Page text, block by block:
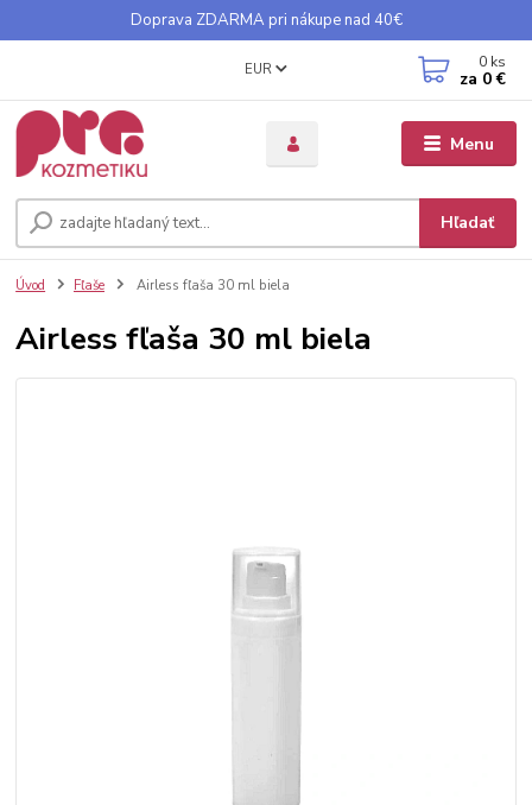
Doprava ZDARMA pri nákupe nad 40€
Menu
EUR
Hľadať
0 ks
za 0 €
Úvod Fľaše Airless fľaša 30 ml biela
Airless fľaša 30 ml biela